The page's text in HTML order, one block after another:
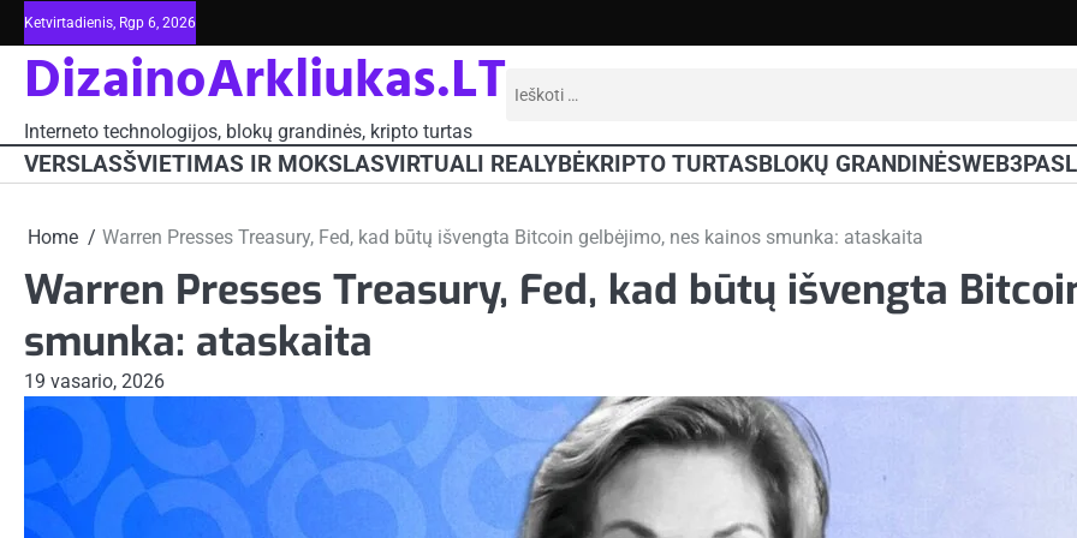
Skip
to
content
Ketvirtadienis, Rgp 6, 2026
DizainoArkliukas.LT
Interneto technologijos, blokų grandinės, kripto turtas
Ieškoti:
VERSLASŠVIETIMAS IR MOKSLASVIRTUALI REALYBĖKRIPTO TURTASBLOKŲ GRANDINĖSWEB3
Home Warren Presses Treasury, Fed, kad būtų išvengta Bitcoin gelbėjimo, nes kainos smunka: ataskaita
Warren Presses Treasury, Fed, kad būtų išvengta
smunka: ataskaita
19 vasario, 2026